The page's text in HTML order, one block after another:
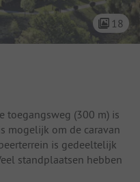
18
toegangsweg (300 m) is
mogelijk om de caravan
is gedeeltelijk
standplaatsen hebben